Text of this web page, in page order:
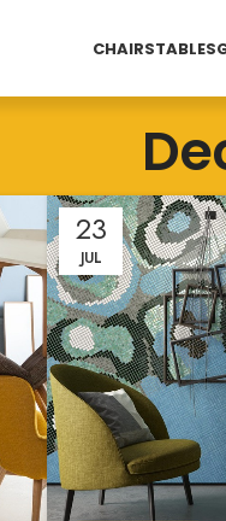
CHAIRSTABLES
23
JUL